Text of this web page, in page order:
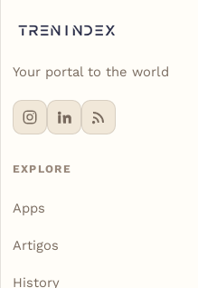
Your portal to the world
EXPLORE
Apps
Artigos
History